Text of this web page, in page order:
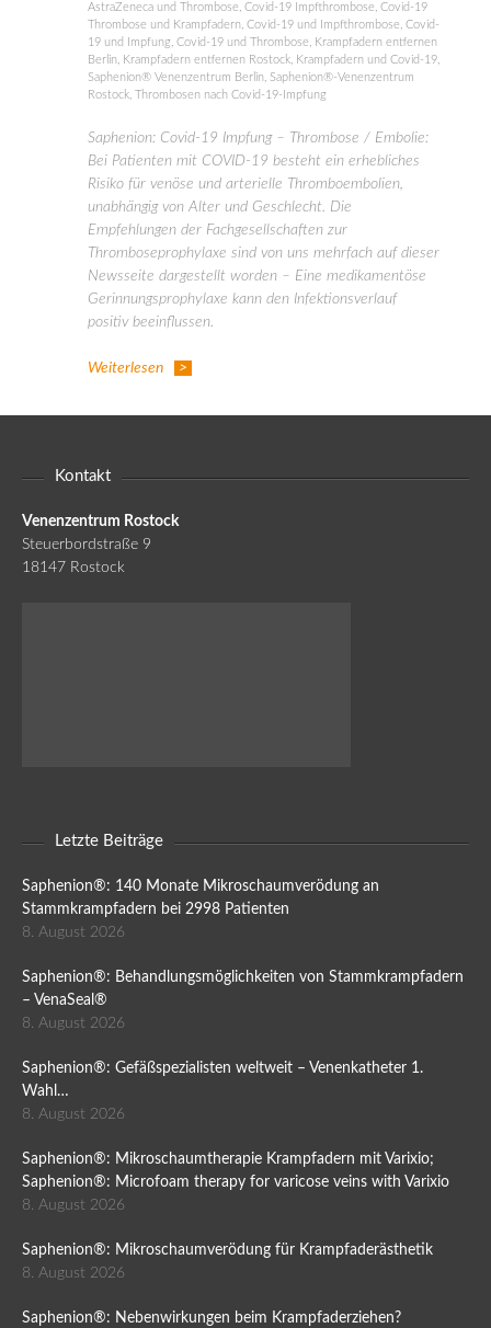
AstraZeneca und Thrombose, Covid-19 Impfthrombose, Covid-19
Thrombose und Krampfadern, Covid-19 und Impfthrombose, Covid-
19 und Impfung, Covid-19 und Thrombose, Krampfadern entfernen
Berlin, Krampfadern entfernen Rostock, Krampfadern und Covid-19,
Saphenion® Venenzentrum Berlin, Saphenion®-Venenzentrum
Rostock, Thrombosen nach Covid-19-Impfung
Saphenion: Covid-19 Impfung – Thrombose / Embolie:
Bei Patienten mit COVID-19 besteht ein erhebliches
Risiko für venöse und arterielle Thromboembolien,
unabhängig von Alter und Geschlecht. Die
Empfehlungen der Fachgesellschaften zur
Thromboseprophylaxe sind von uns mehrfach auf dieser
Newsseite dargestellt worden – Eine medikamentöse
Gerinnungsprophylaxe kann den Infektionsverlauf
positiv beeinflussen.
Weiterlesen
Kontakt
Venenzentrum Rostock
Steuerbordstraße 9
18147 Rostock
Letzte Beiträge
Saphenion®: 140 Monate Mikroschaumverödung an
Stammkrampfadern bei 2998 Patienten
8. August 2026
Saphenion®: Behandlungsmöglichkeiten von Stammkrampfadern
– VenaSeal®
8. August 2026
Saphenion®: Gefäßspezialisten weltweit – Venenkatheter 1.
Wahl…
8. August 2026
Saphenion®: Mikroschaumtherapie Krampfadern mit Varixio;
Saphenion®: Microfoam therapy for varicose veins with Varixio
8. August 2026
Saphenion®: Mikroschaumverödung für Krampfaderästhetik
8. August 2026
Saphenion®: Nebenwirkungen beim Krampfaderziehen?